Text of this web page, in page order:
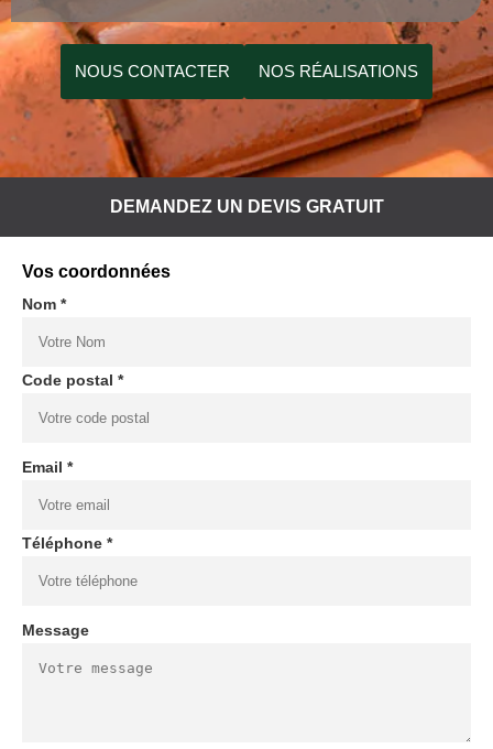
NOUS CONTACTER NOS RÉALISATIONS
DEMANDEZ UN DEVIS GRATUIT
Vos coordonnées
Nom *
Code postal *
Email *
Téléphone *
Message